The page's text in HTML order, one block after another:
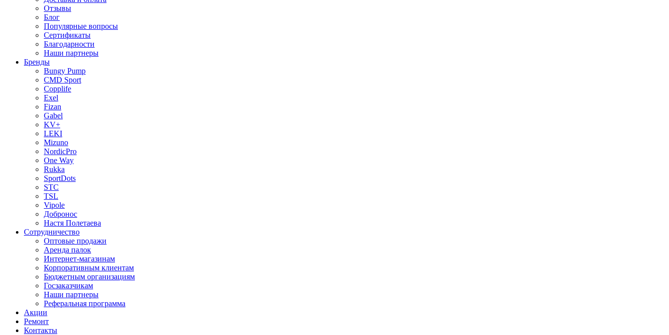
Отзывы
Блог
Популярные вопросы
Сертификаты
Благодарности
Наши партнеры
Бренды
Bungy Pump
CMD Sport
Copplife
Exel
Fizan
Gabel
KV+
LEKI
Mizuno
NordicPro
One Way
Rukka
SportDots
STC
TSL
Vipole
Добронос
Настя Полетаева
Сотрудничество
Оптовые продажи
Аренда палок
Интернет-магазинам
Корпоративным клиентам
Бюджетным организациям
Госзаказчикам
Наши партнеры
Реферальная программа
Акции
Ремонт
Контакты